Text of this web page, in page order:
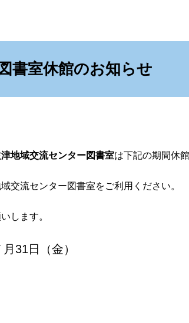
書室休館のお知らせ
地域交流センター図書室は下記の期間休
交流センター図書室をご利用ください。
します。
31日（金）